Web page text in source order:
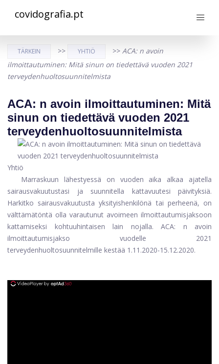
covidografia.pt
TÄRKEIN >> YHTIÖ >> ACA: n avoin
ilmoittautuminen: Mitä sinun on tiedettävä vuoden 2021
terveydenhuoltosuunnitelmista
ACA: n avoin ilmoittautuminen: Mitä
sinun on tiedettävä vuoden 2021
terveydenhuoltosuunnitelmista
Yhtiö
Marraskuun lähestyessä on vuoden aika alkaa ajatella
sairausvakuutustasi ja suunnitella kattavuutesi päivityksiä.
Harkitko sairausvakuutusta yksityishenkilönä tai perheenä, on
välttämätöntä olla varautunut avoimeen ilmoittautumisjaksoon
kattamiseksi kohtuuhintaisen lain nojalla. ACA: n avoin
ilmoittautumisjakso vuodelle 2021
terveydenhuoltosuunnitelmille kestää 1.11.2020-15.12.2020.